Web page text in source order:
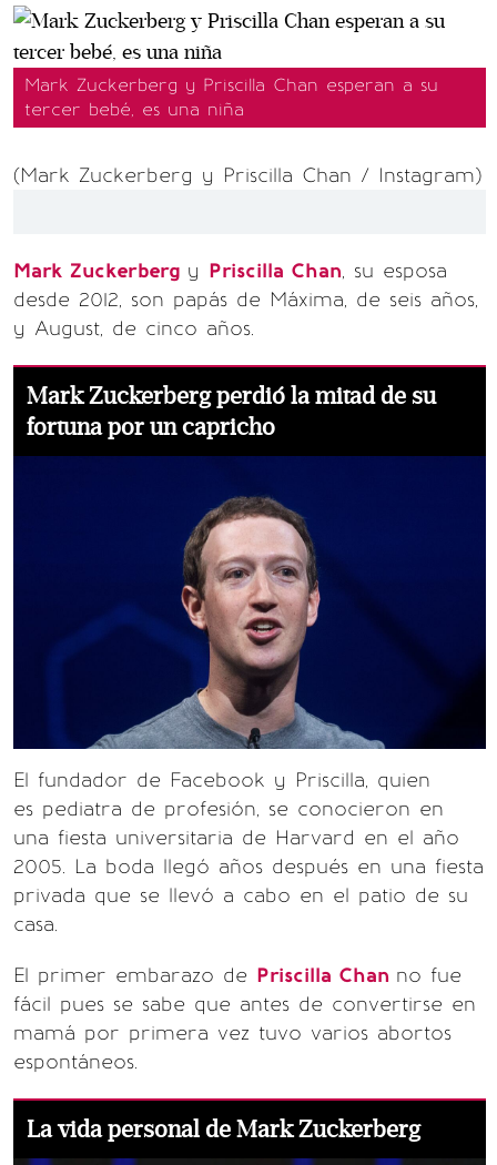
Mark Zuckerberg y Priscilla Chan esperan a su
tercer bebé, es una niña
(Mark Zuckerberg y Priscilla Chan / Instagram)
Mark Zuckerberg y Priscilla Chan, su esposa
desde 2012, son papás de Máxima, de seis años,
y August, de cinco años.
Mark Zuckerberg perdió la mitad de su
fortuna por un capricho
El fundador de Facebook y Priscilla, quien
es pediatra de profesión, se conocieron en
una fiesta universitaria de Harvard en el año
2005. La boda llegó años después en una fiesta
privada que se llevó a cabo en el patio de su
casa.
El primer embarazo de Priscilla Chan no fue
fácil pues se sabe que antes de convertirse en
mamá por primera vez tuvo varios abortos
espontáneos.
La vida personal de Mark Zuckerberg